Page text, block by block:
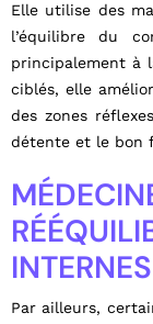
Elle utilise des
l’équilibre du
principalement à
ciblés, elle
des zones
détente et le bon
INTERNES
Par ailleurs,